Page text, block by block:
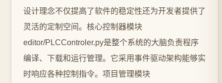
设计理念不仅提高了软件的稳定性还为开发者提供了
灵活的定制空间。核心控制器模块
editor/PLCControler.py是整个系统的大脑负责程序
编译、下载和运行管理。它采用事件驱动架构能够实
时响应各种控制指令。项目管理模块